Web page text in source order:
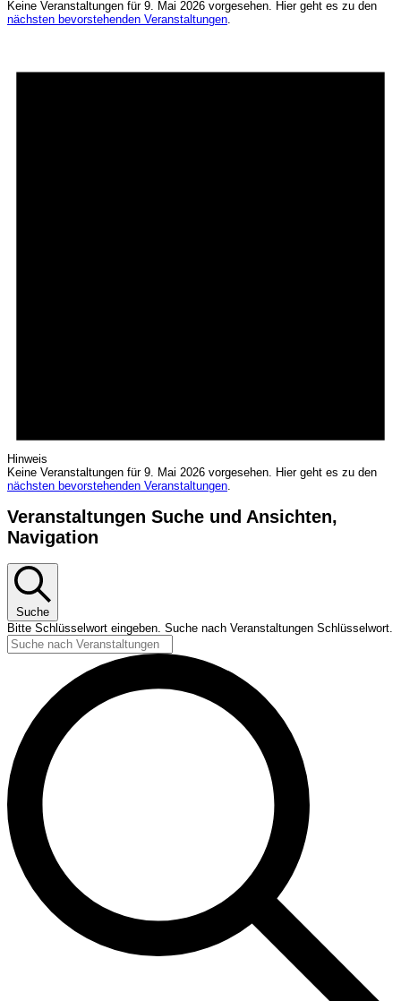
Keine Veranstaltungen für 9. Mai 2026 vorgesehen. Hier geht es zu den
nächsten bevorstehenden Veranstaltungen.
Hinweis
Keine Veranstaltungen für 9. Mai 2026 vorgesehen. Hier geht es zu den
nächsten bevorstehenden Veranstaltungen.
Veranstaltungen Suche und Ansichten,
Navigation
Suche
Bitte Schlüsselwort eingeben. Suche nach Veranstaltungen Schlüsselwort.